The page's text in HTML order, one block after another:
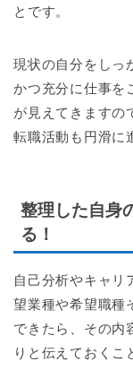
とです。
現状の自分をしっ
かつ充分に仕事を
が見えてきますの
転職活動も円滑に
整理した自身
る！
自己分析やキャリ
望業種や希望職種
できたら、その内
りと伝えておくこ